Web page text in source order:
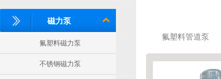
磁力泵
氟塑料磁力泵
不锈钢磁力泵
氟塑料管道泵